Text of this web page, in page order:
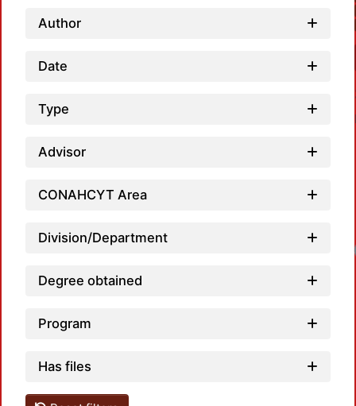
Author
Date
Type
Advisor
CONAHCYT Area
Division/Department
Degree obtained
Program
Has files